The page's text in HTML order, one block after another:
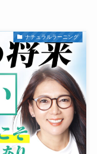
ナチュラルラーニング